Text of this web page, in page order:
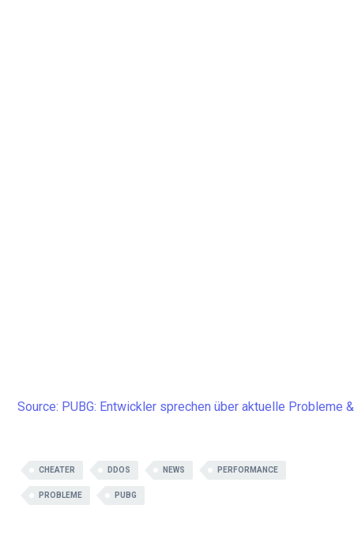
Source: PUBG: Entwickler sprechen über aktuelle Probleme
CHEATER DDOS NEWS PERFORMANCE
PROBLEME PUBG